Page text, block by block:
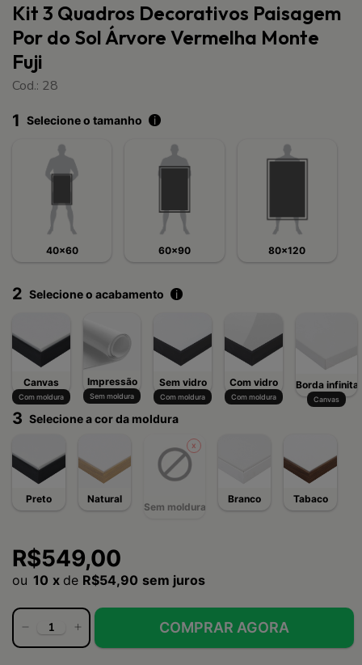
Kit 3 Quadros Decorativos Paisagem
Por do Sol Árvore Vermelha Monte
Fuji
Cod.: 28
1 Selecione o tamanho i
40x60 60x90 80x120
2 Selecione o acabamento i
Canvas
Com moldura
Impressão
Sem moldura
Sem vidro
Com moldura
Com vidro
Com moldura
Borda infinita
Canvas
3 Selecione a cor da moldura
Preto Natural
Sem moldura
Branco Tabaco
R$549,00
10 x de R$54,90 sem juros